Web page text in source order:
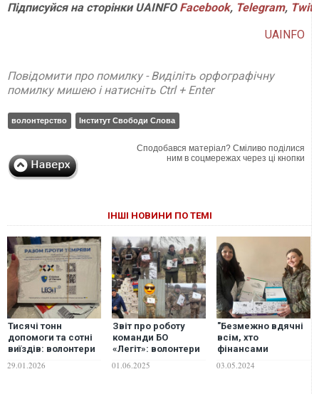
Підписуйся на сторінки UAINFO Facebook, Telegram,
UAINFO
Повідомити про помилку - Виділіть орфографічну
помилку мишею і натисніть Ctrl + Enter
волонтерство Інститут Свободи Слова
Сподобався матеріал? Сміливо поділися
ним в соцмережах через ці кнопки
ІНШІ НОВИНИ ПО ТЕМІ
Тисячі тонн
допомоги та сотні
виїздів: волонтери
шукати нову
29.01.2026
Звіт про роботу
команди БО
«Легіт»: волонтери
пішли донати
01.06.2025
"Безмежно вдячні
всім, хто
фінансами
наші проєкти та
03.05.2024